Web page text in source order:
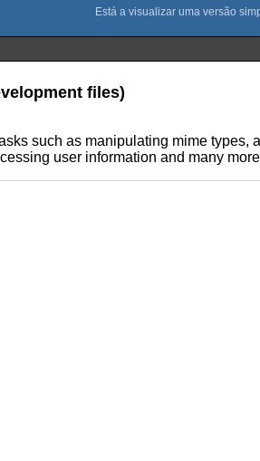
files)
such as manipulating mime
user information and many